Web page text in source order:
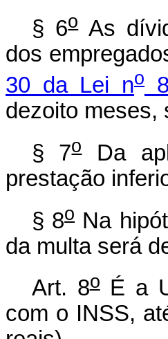
§ 6oAs
dos
30 da Lei no
dezoito meses,
§ 7oDa
prestação
§ 8o Na
da multa será
Art. 8oÉ a
com o INSS,